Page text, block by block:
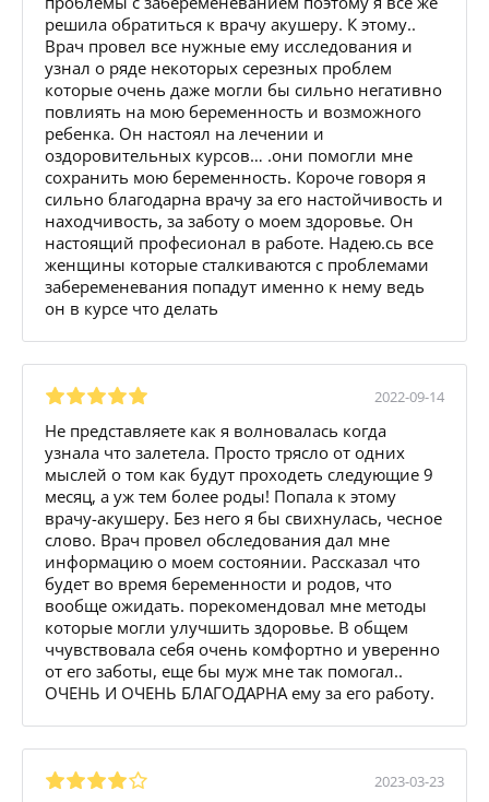
решила обратиться к врачу акушеру. К этому..
Врач провел все нужные ему исследования и
узнал о ряде некоторых серезных проблем
которые очень даже могли бы сильно негативно
повлиять на мою беременность и возможного
ребенка. Он настоял на лечении и
оздоровительных курсов… .они помогли мне
сохранить мою беременность. Короче говоря я
сильно благодарна врачу за его настойчивость и
находчивость, за заботу о моем здоровье. Он
настоящий професионал в работе. Надею.сь все
женщины которые сталкиваются с проблемами
забеременевания попадут именно к нему ведь
он в курсе что делать
2022-09-14
Не представляете как я волновалась когда
узнала что залетела. Просто трясло от одних
мыслей о том как будут проходеть следующие 9
месяц, а уж тем более роды! Попала к этому
врачу-акушеру. Без него я бы свихнулась, чесное
слово. Врач провел обследования дал мне
информацию о моем состоянии. Рассказал что
будет во время беременности и родов, что
вообще ожидать. порекомендовал мне методы
которые могли улучшить здоровье. В общем
ччувствовала себя очень комфортно и уверенно
от его заботы, еще бы муж мне так помогал..
ОЧЕНЬ И ОЧЕНЬ БЛАГОДАРНА ему за его работу.
2023-03-23